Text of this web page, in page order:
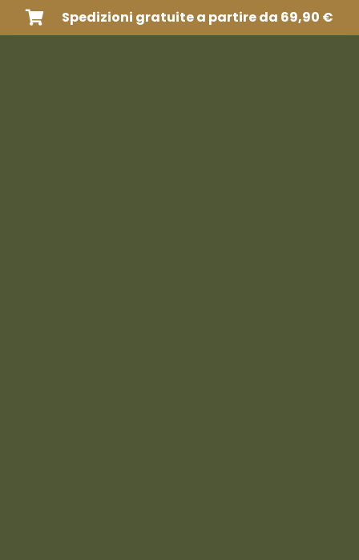
Spedizioni gratuite a partire da 69,90 €